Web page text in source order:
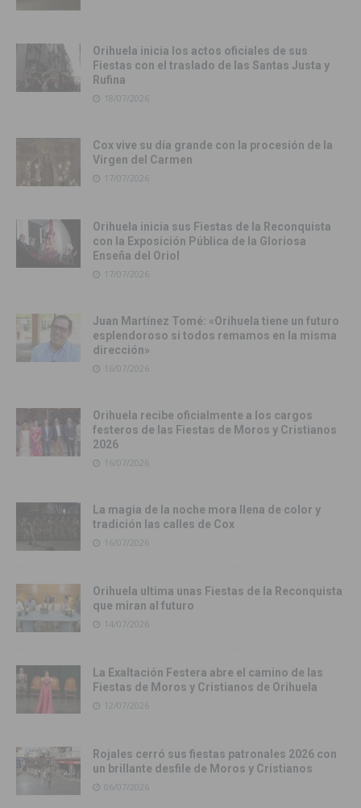
Orihuela inicia los actos oficiales de sus
Fiestas con el traslado de las Santas Justa y
Rufina
18/07/2026
Cox vive su día grande con la procesión de la
Virgen del Carmen
17/07/2026
Orihuela inicia sus Fiestas de la Reconquista
con la Exposición Pública de la Gloriosa
Enseña del Oriol
17/07/2026
Juan Martínez Tomé: «Orihuela tiene un futuro
esplendoroso si todos remamos en la misma
dirección»
16/07/2026
Orihuela recibe oficialmente a los cargos
festeros de las Fiestas de Moros y Cristianos
2026
16/07/2026
La magia de la noche mora llena de color y
tradición las calles de Cox
16/07/2026
Orihuela ultima unas Fiestas de la Reconquista
que miran al futuro
14/07/2026
La Exaltación Festera abre el camino de las
Fiestas de Moros y Cristianos de Orihuela
12/07/2026
Rojales cerró sus fiestas patronales 2026 con
un brillante desfile de Moros y Cristianos
06/07/2026